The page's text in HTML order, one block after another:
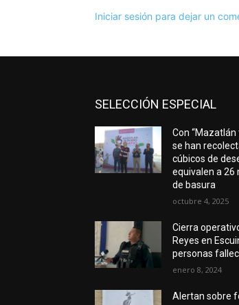
Iniciar sesión para dejar un
SELECCIÓN ESPECIAL
Con “Mazatlán
se han
cúbicos de
equivalen a 26
de basura
octubre 4, 2025
Cierra
Reyes en
personas
enero 8, 2024
Alertan sobre